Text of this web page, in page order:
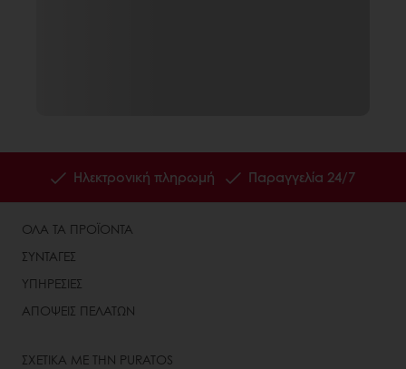
Ηλεκτρονική πληρωμή Παραγγελία 24/7
ΟΛΑ ΤΑ ΠΡΟΪΟΝΤΑ
ΣΥΝΤΑΓΕΣ
ΥΠΗΡΕΣΙΕΣ
ΑΠΟΨΕΙΣ ΠΕΛΑΤΩΝ
ΣΧΕΤΙΚΑ ΜΕ ΤΗΝ PURATOS